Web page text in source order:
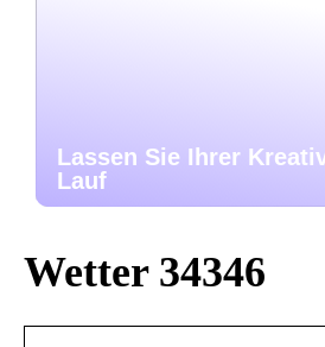
Lassen Sie Ihrer
Lauf
Wetter 34346